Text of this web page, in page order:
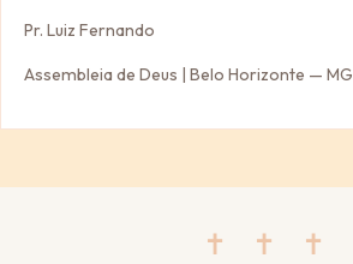
Pr. Luiz Fernando
Assembleia de Deus | Belo Horizonte — MG
✝ ✝ ✝